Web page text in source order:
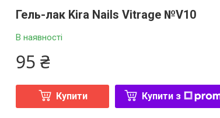
Гель-лак Kira Nails Vitrage №V10
В наявності
95 ₴
Купити Купити з